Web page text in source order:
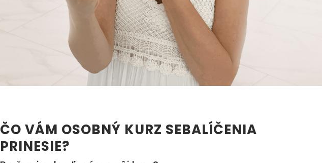
ČO VÁM OSOBNÝ KURZ SEBALÍČENIA
PRINESIE?